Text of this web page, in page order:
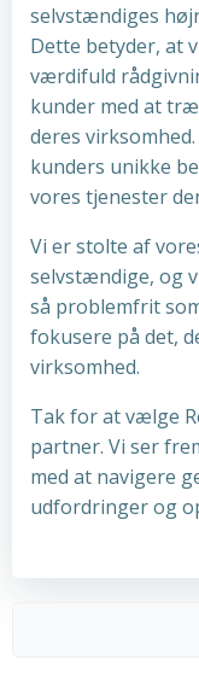
selvstændiges
Dette betyder, at
værdifuld
kunder med at
deres
kunders unikke
vores tjenester
Vi er stolte af
selvstændige, og
så problemfrit
fokusere på det,
virksomhed.
Tak for at vælge
partner. Vi ser
med at navigere
udfordringer og